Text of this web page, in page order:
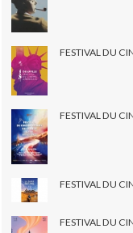
FESTIVAL DU
FESTIVAL DU
FESTIVAL DU
FESTIVAL DU